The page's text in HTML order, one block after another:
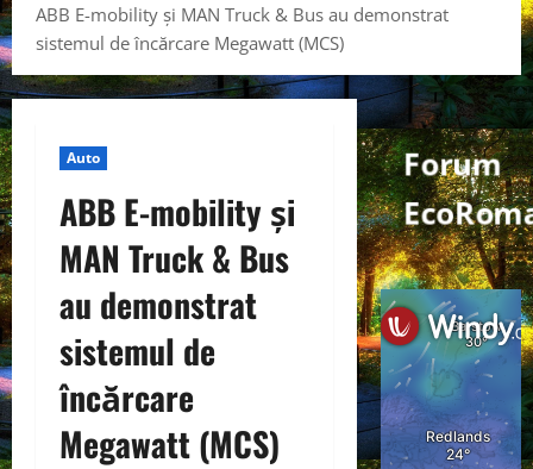
ABB E-mobility și MAN Truck & Bus au demonstrat
sistemul de încărcare Megawatt (MCS)
Auto
ABB E-mobility și
MAN Truck & Bus
au demonstrat
sistemul de
încărcare
Megawatt (MCS)
Forum